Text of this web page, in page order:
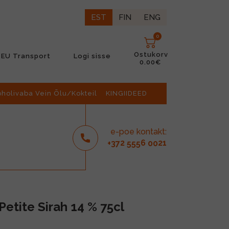
EST FIN ENG
EU Transport Logi sisse
0
Ostukorv
0.00€
Vein Õlu/Kokteil KINGIIDEED
e-poe kontakt:
+372 5556 0021
Sirah 14 % 75cl